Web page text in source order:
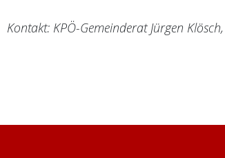
Kontakt: KPÖ-Gemeinderat Jürgen Klösch,